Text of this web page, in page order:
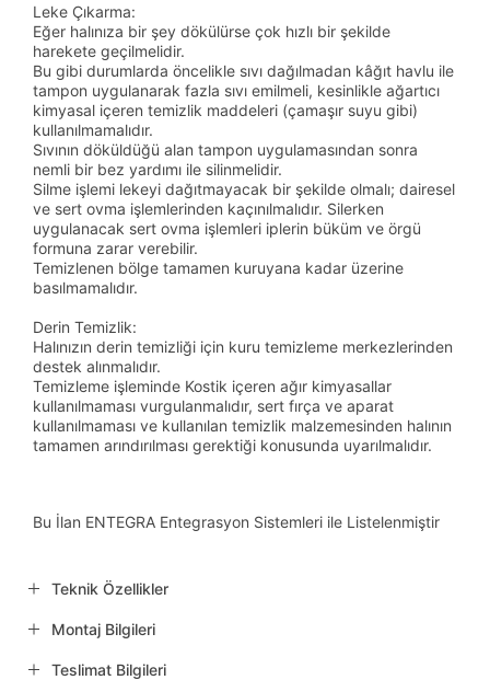
Leke Çıkarma:
Eğer halınıza bir şey dökülürse çok hızlı bir şekilde
harekete geçilmelidir.
Bu gibi durumlarda öncelikle sıvı dağılmadan kâğıt havlu ile
tampon uygulanarak fazla sıvı emilmeli, kesinlikle ağartıcı
kimyasal içeren temizlik maddeleri (çamaşır suyu gibi)
kullanılmamalıdır.
Sıvının döküldüğü alan tampon uygulamasından sonra
nemli bir bez yardımı ile silinmelidir.
Silme işlemi lekeyi dağıtmayacak bir şekilde olmalı; dairesel
ve sert ovma işlemlerinden kaçınılmalıdır. Silerken
uygulanacak sert ovma işlemleri iplerin büküm ve örgü
formuna zarar verebilir.
Temizlenen bölge tamamen kuruyana kadar üzerine
basılmamalıdır.
Derin Temizlik:
Halınızın derin temizliği için kuru temizleme merkezlerinden
destek alınmalıdır.
Temizleme işleminde Kostik içeren ağır kimyasallar
kullanılmaması vurgulanmalıdır, sert fırça ve aparat
kullanılmaması ve kullanılan temizlik malzemesinden halının
tamamen arındırılması gerektiği konusunda uyarılmalıdır.
Bu İlan ENTEGRA Entegrasyon Sistemleri ile Listelenmiştir
Teknik Özellikler
Montaj Bilgileri
Teslimat Bilgileri